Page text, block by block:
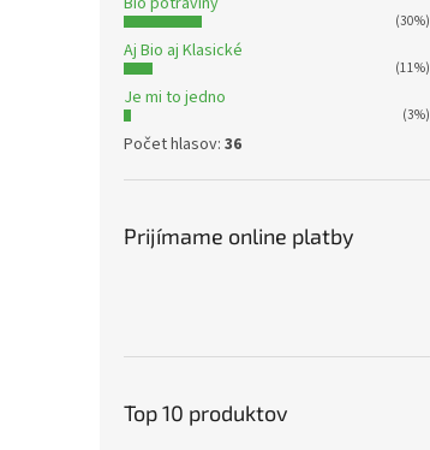
(30%)
Aj Bio aj Klasické
(11%)
Je mi to jedno
(3%)
Počet hlasov: 36
Prijímame online platby
Top 10 produktov